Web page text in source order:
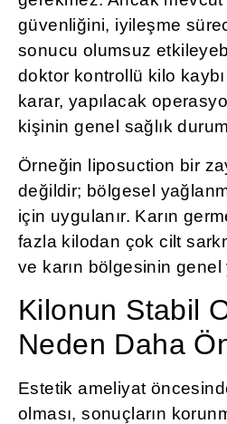
güvenliğini, iyileşme
sonucu olumsuz
doktor kontrollü kilo
karar, yapılacak
kişinin genel sağlık
Örneğin liposuction bir
değildir; bölgesel
için uygulanır. Karın
fazla kilodan çok cilt
ve karın bölgesinin genel
Kilonun Stabil
Neden Daha
Estetik ameliyat
olması, sonuçların